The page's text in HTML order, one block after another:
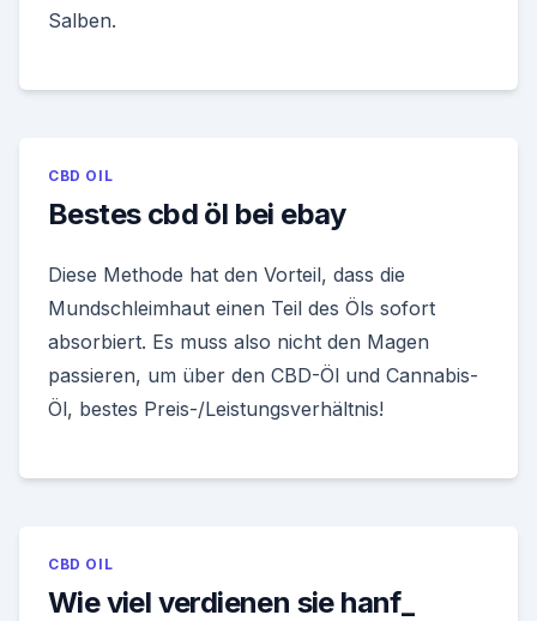
Salben.
CBD OIL
Bestes cbd öl bei ebay
Diese Methode hat den Vorteil, dass die
Mundschleimhaut einen Teil des Öls sofort
absorbiert. Es muss also nicht den Magen
passieren, um über den CBD-Öl und Cannabis-
Öl, bestes Preis-/Leistungsverhältnis!
CBD OIL
Wie viel verdienen sie hanf_